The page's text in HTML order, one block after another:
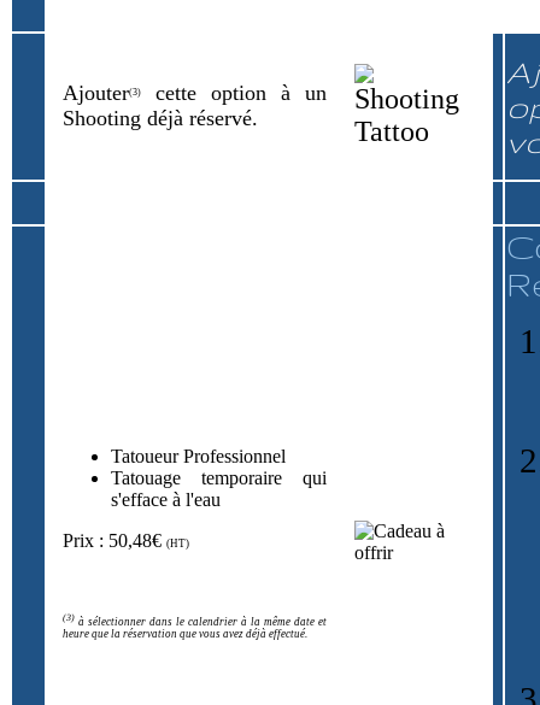
Ajouter(3)
cette option à un
Shooting déjà réservé.
Tatoueur Professionnel
Tatouage temporaire qui
s'efface à l'eau
Prix : 50,48€ (HT)
(3) à sélectionner dans le calendrier à la même date et
heure que la réservation que vous avez déjà effectué.